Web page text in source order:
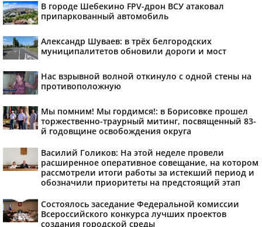
В городе Шебекино FPV-дрон ВСУ атаковал
припаркованный автомобиль
Александр Шуваев: в трёх белгородских
муниципалитетов обновили дороги и мост
Нас взрывной волной откинуло с одной стены на
противоположную
Мы помним! Мы гордимся!: в Борисовке прошел
торжественно-траурный митинг, посвященный 83-
й годовщине освобождения округа
Василий Голиков: На этой неделе провели
расширенное оперативное совещание, на котором
рассмотрели итоги работы за истекший период и
обозначили приоритеты на предстоящий этап
Состоялось заседание Федеральной комиссии
Всероссийского конкурса лучших проектов
создания городской среды